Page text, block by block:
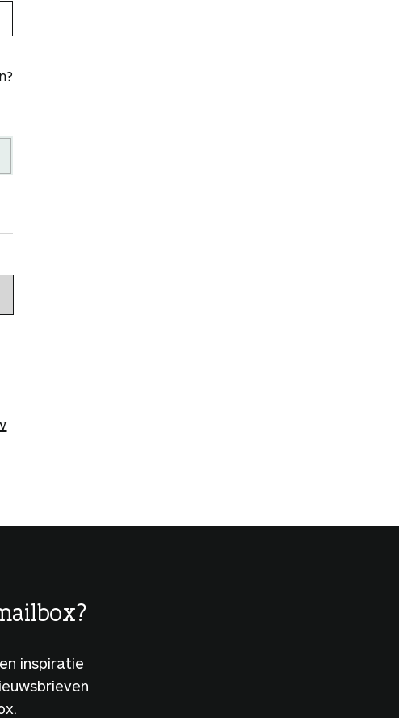
inspiratie